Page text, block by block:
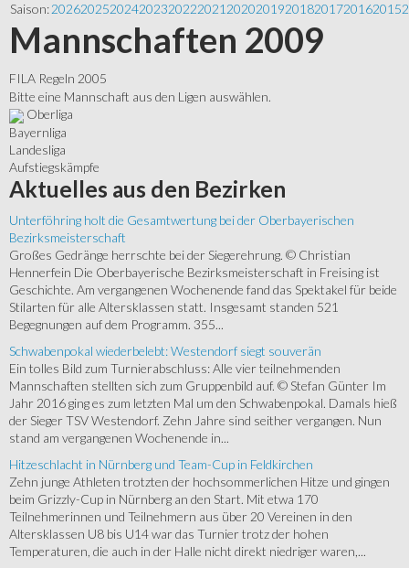
Saison:202620252024202320222021 202020192018201720162015
Mannschaften 2009
FILA Regeln 2005
Bitte eine Mannschaft aus den Ligen auswählen.
Oberliga
Bayernliga
Landesliga
Aufstiegskämpfe
Aktuelles aus den Bezirken
Unterföhring holt die Gesamtwertung bei der Oberbayerischen
Bezirksmeisterschaft
Großes Gedränge herrschte bei der Siegerehrung. © Christian
Hennerfein Die Oberbayerische Bezirksmeisterschaft in Freising ist
Geschichte. Am vergangenen Wochenende fand das Spektakel für beide
Stilarten für alle Altersklassen statt. Insgesamt standen 521
Begegnungen auf dem Programm. 355...
Schwabenpokal wiederbelebt: Westendorf siegt souverän
Ein tolles Bild zum Turnierabschluss: Alle vier teilnehmenden
Mannschaften stellten sich zum Gruppenbild auf. © Stefan Günter Im
Jahr 2016 ging es zum letzten Mal um den Schwabenpokal. Damals hieß
der Sieger TSV Westendorf. Zehn Jahre sind seither vergangen. Nun
stand am vergangenen Wochenende in...
Hitzeschlacht in Nürnberg und Team-Cup in Feldkirchen
Zehn junge Athleten trotzten der hochsommerlichen Hitze und gingen
beim Grizzly-Cup in Nürnberg an den Start. Mit etwa 170
Teilnehmerinnen und Teilnehmern aus über 20 Vereinen in den
Altersklassen U8 bis U14 war das Turnier trotz der hohen
Temperaturen, die auch in der Halle nicht direkt niedriger waren,...